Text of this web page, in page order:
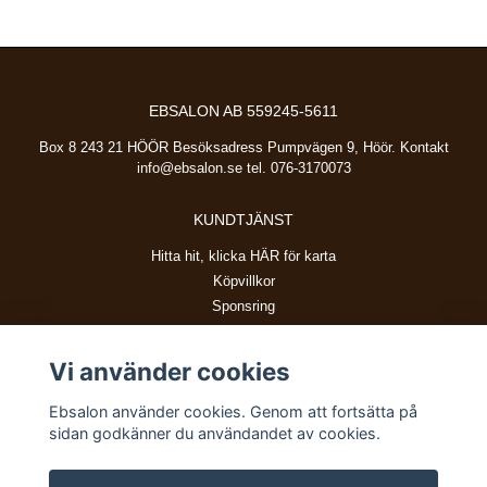
EBSALON AB 559245-5611
Box 8 243 21 HÖÖR Besöksadress Pumpvägen 9, Höör. Kontakt
info@ebsalon.setel. 076-3170073
KUNDTJÄNST
Hitta hit, klicka HÄR för karta
Köpvillkor
Sponsring
BETALSÄTT
Vi använder cookies
Ebsalon använder cookies. Genom att fortsätta på
sidan godkänner du användandet av cookies.